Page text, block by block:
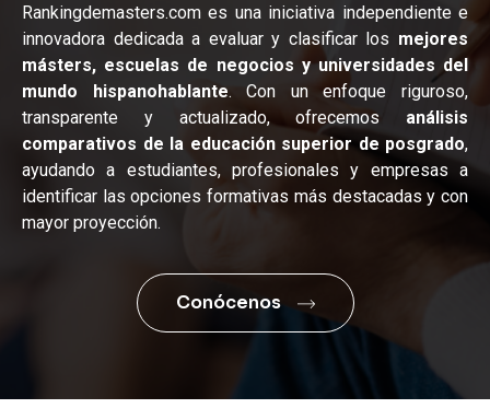
Rankingdemasters.com es una iniciativa independiente e
innovadora dedicada a evaluar y clasificar los mejores
másters, escuelas de negocios y universidades del
mundo hispanohablante. Con un enfoque riguroso,
transparente y actualizado, ofrecemos análisis
comparativos de la educación superior de posgrado,
ayudando a estudiantes, profesionales y empresas a
identificar las opciones formativas más destacadas y con
mayor proyección.
Conócenos